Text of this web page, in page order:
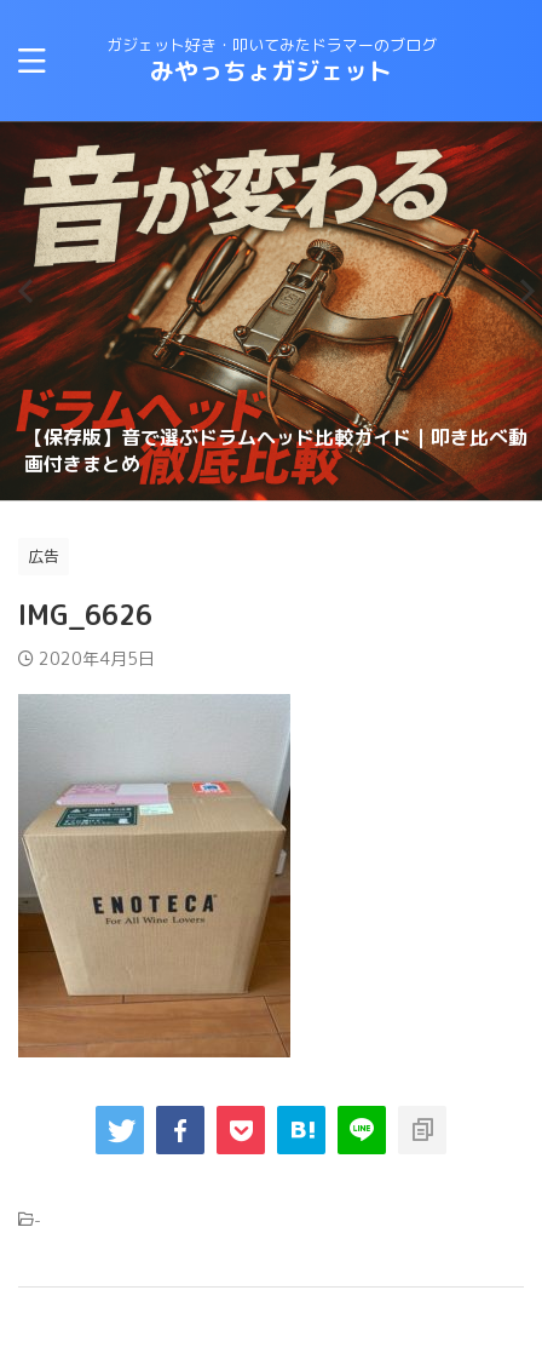
ガジェット好き・叩いてみたドラマーのブログ
みやっちょガジェット
CANOPUSスネアワイヤーの選び方と比較｜カノウプスス
ナッピーを動画で解説
【保存版】音で選ぶドラムヘッド比較ガイド｜叩き比べ動
画付きまとめ
理想のスネアサウンドを手に入れろ！スナッピーの選び方
変拍子のドラム曲に最適なテキスト・教則本はコレしかな
い！
ロックドラマーがジャズドラムに挑戦する方法！おすすめ
の教則本は？？
【スネアチューニング】スネアヘッド交換で音が変わるの
か？？
【スネアチューニング】裏側にこだわる〜スナッピーで音
が変わるのか？実験してみた
【ドラム演奏してみた】ブルースドラムの練習に最適なテ
キストは？？
スネアドラムの選び方 〜ラディック・メタル編〜
恋するフォーチュンクッキーのドラムを叩いてみた 練習
方法
広告
IMG_6626
2020年4月5日
-